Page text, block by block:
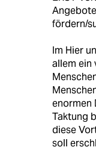
fördern/
Im Hier
allem ein
enormen
Taktung
diese
soll